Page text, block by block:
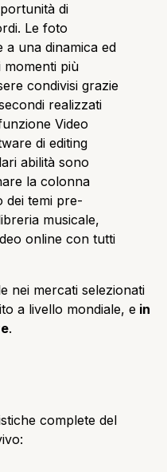
di
Le foto
a una dinamica ed
momenti più
condivisi grazie
realizzati
Video
di editing
abilità sono
la colonna
dei temi pre-
musicale,
online con tutti
nei mercati selezionati
a livello mondiale, e in
.
complete del